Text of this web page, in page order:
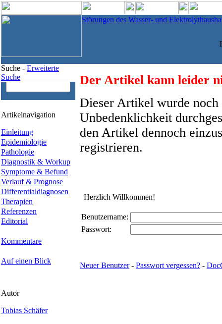
Störungen des Wasser- und
Suche - Erweiterte
Suche
Artikelnavigation
Einleitung
Epidemiologie
Pathologie
Diagnostik & Workup
Symptome & Befund
Verlauf & Prognose
Differentialdiagnosen
Therapien
Referenzen
Editorial
Kommentare
Auf einen Blick
Autor
Tobias Schäfer
Der Artikel kann leider
Dieser Artikel wurde
Unbedenklichkeit
den Artikel dennoch
registrieren.
Herzlich Willkommen!
Benutzername:
Passwort:
Neuer Benutzer- Passwort vergessen? -